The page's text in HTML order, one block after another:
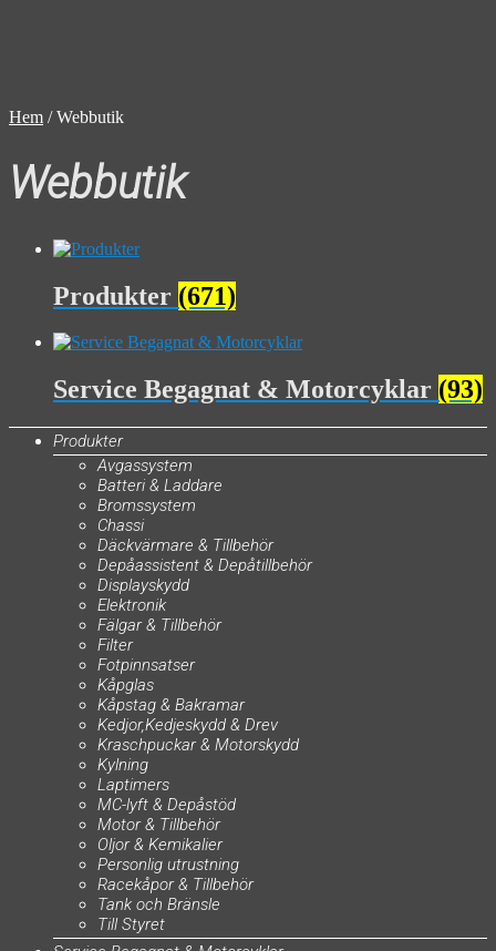
Hem /Webbutik
Webbutik
Produkter (671)
Service Begagnat & Motorcyklar (93)
Produkter
Avgassystem
Batteri & Laddare
Bromssystem
Chassi
Däckvärmare & Tillbehör
Depåassistent & Depåtillbehör
Displayskydd
Elektronik
Fälgar & Tillbehör
Filter
Fotpinnsatser
Kåpglas
Kåpstag & Bakramar
Kedjor,Kedjeskydd & Drev
Kraschpuckar & Motorskydd
Kylning
Laptimers
MC-lyft & Depåstöd
Motor & Tillbehör
Oljor & Kemikalier
Personlig utrustning
Racekåpor & Tillbehör
Tank och Bränsle
Till Styret